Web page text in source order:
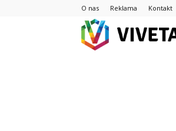
O nas Reklama Kontakt